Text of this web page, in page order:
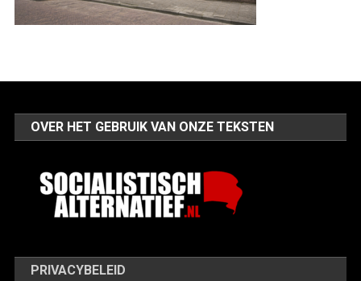
OVER HET GEBRUIK VAN ONZE TEKSTEN
PRIVACYBELEID